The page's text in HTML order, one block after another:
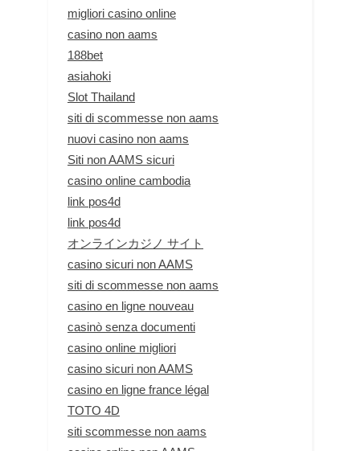
migliori casino online
casino non aams
188bet
asiahoki
Slot Thailand
siti di scommesse non aams
nuovi casino non aams
Siti non AAMS sicuri
casino online cambodia
link pos4d
link pos4d
オンラインカジノ サイト
casino sicuri non AAMS
siti di scommesse non aams
casino en ligne nouveau
casinò senza documenti
casino online migliori
casino sicuri non AAMS
casino en ligne france légal
TOTO 4D
siti scommesse non aams